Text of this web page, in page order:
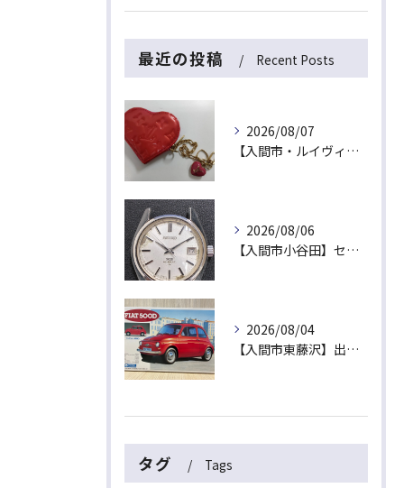
最近の投稿 Recent Posts
2026/08/07
【入間市・ルイヴィトン買取】ハート型が可愛い！ヴェルニ「ポルトモネ・クール」を最高値でお買取！
2026/08/06
【入間市小谷田】セイコーの名機「キングセイコー（45KS）」をお買取！ベルトなし・文字盤のシミ・不動品も高価買取いたします
2026/08/04
【入間市東藤沢】出張買取にて絶版プラモデル「フィアット500D」をお買取！暑い夏は涼しいご自宅で「無料出張買取」をご利用ください
タグ Tags